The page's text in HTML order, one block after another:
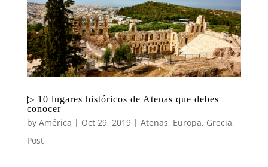
▷ 10 lugares históricos de Atenas que debes
conocer
by América | Oct 29, 2019| Atenas, Europa, Grecia,
Post